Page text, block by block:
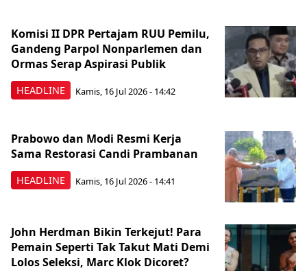
HEADLINE
Komisi II DPR Pertajam RUU Pemilu,
Gandeng Parpol Nonparlemen dan
Ormas Serap Aspirasi Publik
Kamis, 16 Jul 2026 - 14:42
HEADLINE
Prabowo dan Modi Resmi Kerja
Sama Restorasi Candi Prambanan
Kamis, 16 Jul 2026 - 14:41
John Herdman Bikin Terkejut! Para
Pemain Seperti Tak Takut Mati Demi
Lolos Seleksi, Marc Klok Dicoret?